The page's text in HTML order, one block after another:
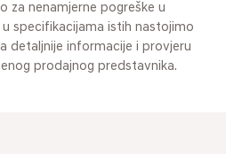
za nenamjerne pogreške u
specifikacijama istih nastojimo
detaljnije informacije i provjeru
prodajnog predstavnika.